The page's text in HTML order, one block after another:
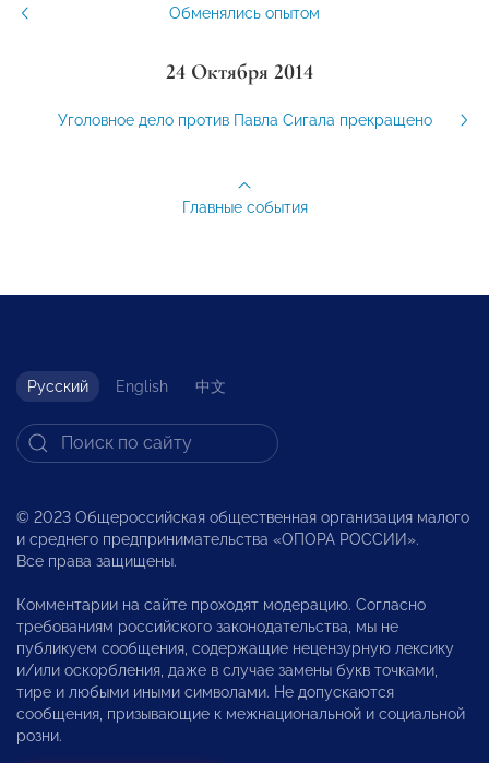
Обменялись опытом
24 Октября 2014
Уголовное дело против Павла Сигала прекращено
Главные события
Русский English 中文
© 2023 Общероссийская общественная организация малого
и среднего предпринимательства «ОПОРА РОССИИ».
Все права защищены.
Комментарии на сайте проходят модерацию. Согласно
требованиям российского законодательства, мы не
публикуем сообщения, содержащие нецензурную лексику
и/или оскорбления, даже в случае замены букв точками,
тире и любыми иными символами. Не допускаются
сообщения, призывающие к межнациональной и социальной
розни.